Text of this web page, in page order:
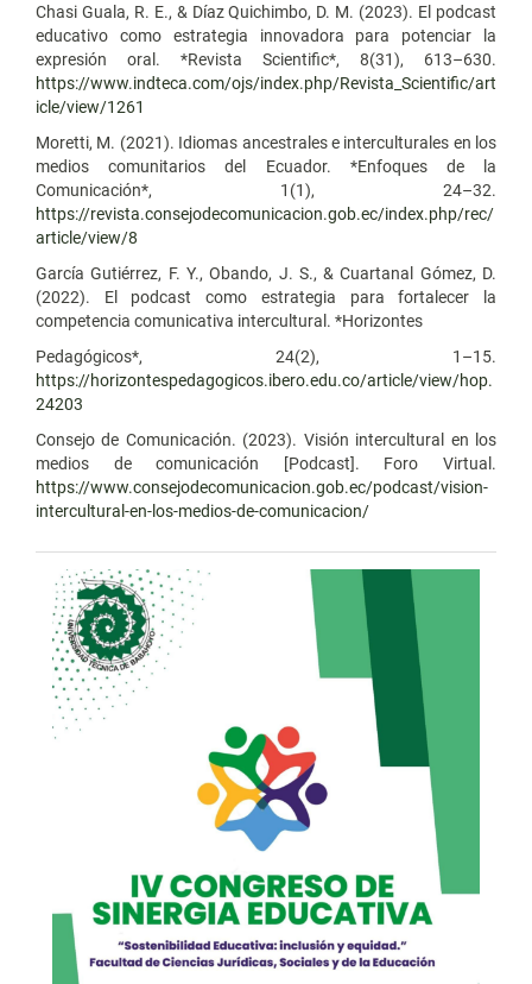
Chasi Guala, R. E., & Díaz Quichimbo, D. M. (2023). El podcast
educativo como estrategia innovadora para potenciar la
expresión oral. *Revista Scientific*, 8(31), 613–630.
https://www.indteca.com/ojs/index.php/Revista_Scientific/art
icle/view/1261
Moretti, M. (2021). Idiomas ancestrales e interculturales en los
medios comunitarios del Ecuador. *Enfoques de la
Comunicación*, 1(1), 24–32.
https://revista.consejodecomunicacion.gob.ec/index.php/rec/
article/view/8
García Gutiérrez, F. Y., Obando, J. S., & Cuartanal Gómez, D.
(2022). El podcast como estrategia para fortalecer la
competencia comunicativa intercultural. *Horizontes
Pedagógicos*, 24(2), 1–15.
https://horizontespedagogicos.ibero.edu.co/article/view/hop.
24203
Consejo de Comunicación. (2023). Visión intercultural en los
medios de comunicación [Podcast]. Foro Virtual.
https://www.consejodecomunicacion.gob.ec/podcast/vision-
intercultural-en-los-medios-de-comunicacion/